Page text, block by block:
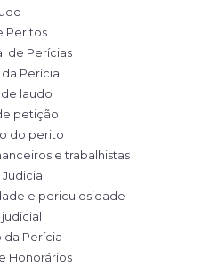
Peritos
de Perícias
Perícia
laudo
petição
do perito
e trabalhistas
e periculosidade
da Perícia
Honorários